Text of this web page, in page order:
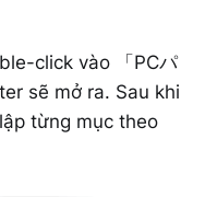
click vào 「PCパ
sẽ mở ra. Sau khi
từng mục theo